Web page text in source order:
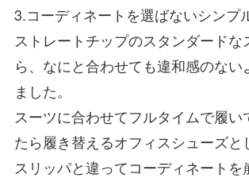
3.コーディネートを選ばないシンプ
ストレートチップのスタンダードな
ら、なにと合わせても違和感のない
ました。
スーツに合わせてフルタイムで履い
たら履き替えるオフィスシューズと
スリッパと違ってコーディネートを